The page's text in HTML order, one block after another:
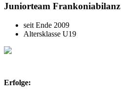
Juniorteam Frankoniabilanz
seit Ende 2009
Altersklasse U19
Erfolge: